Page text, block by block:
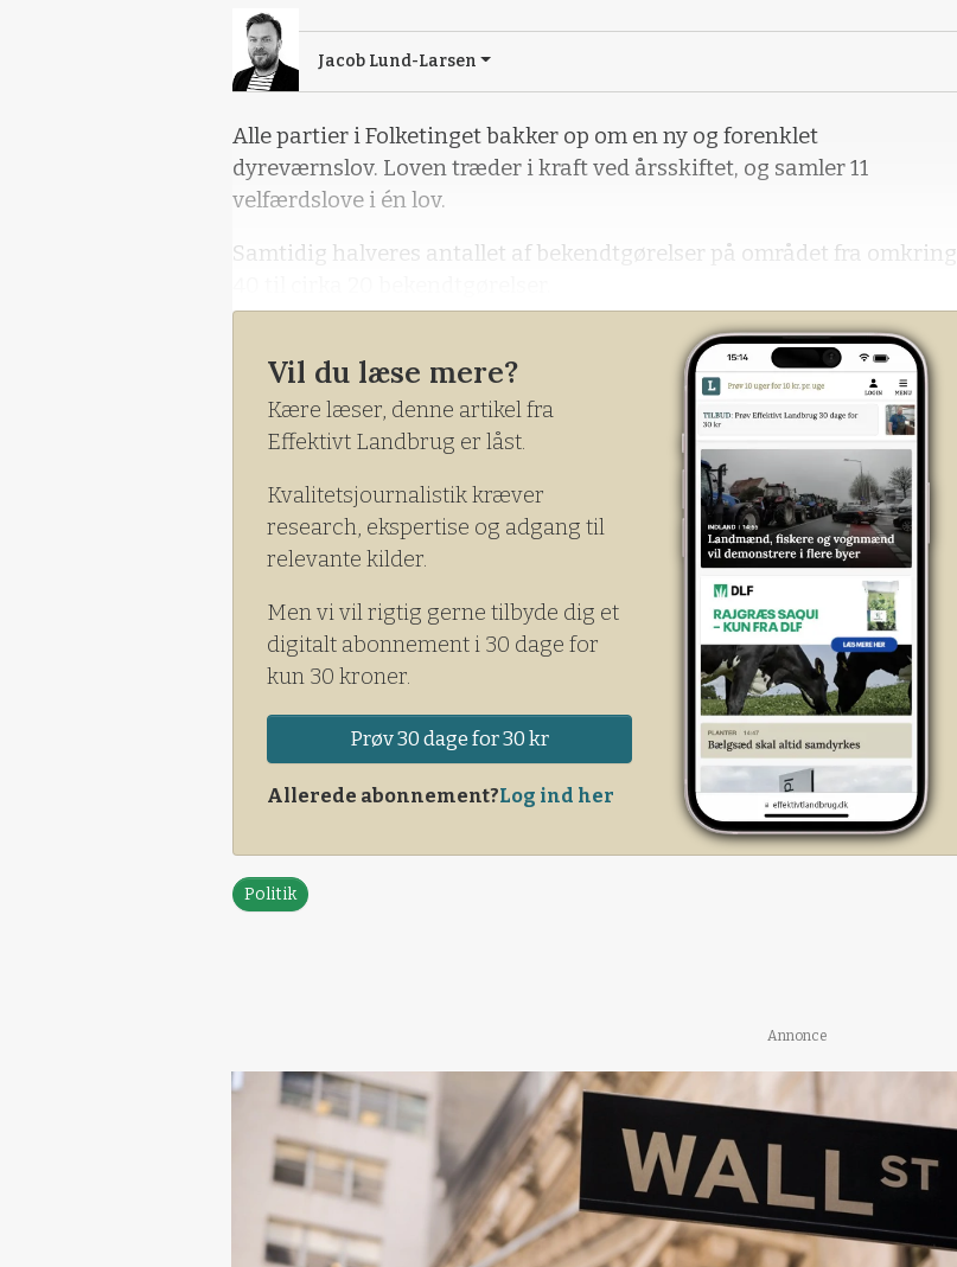
Jacob Lund-Larsen
Alle partier i Folketinget bakker op om en ny og forenklet
dyreværnslov. Loven træder i kraft ved årsskiftet, og samler 11
velfærdslove i én lov.
Samtidig halveres antallet af bekendtgørelser på området fra omkring
Vil du læse mere?
Kære læser, denne artikel fra
Effektivt Landbrug er låst.
Kvalitetsjournalistik kræver
research, ekspertise og adgang til
relevante kilder.
Men vi vil rigtig gerne tilbyde dig et
digitalt abonnement i 30 dage for
kun 30 kroner.
Prøv 30 dage for 30 kr
Allerede abonnement?Log ind her
Politik
Annonce